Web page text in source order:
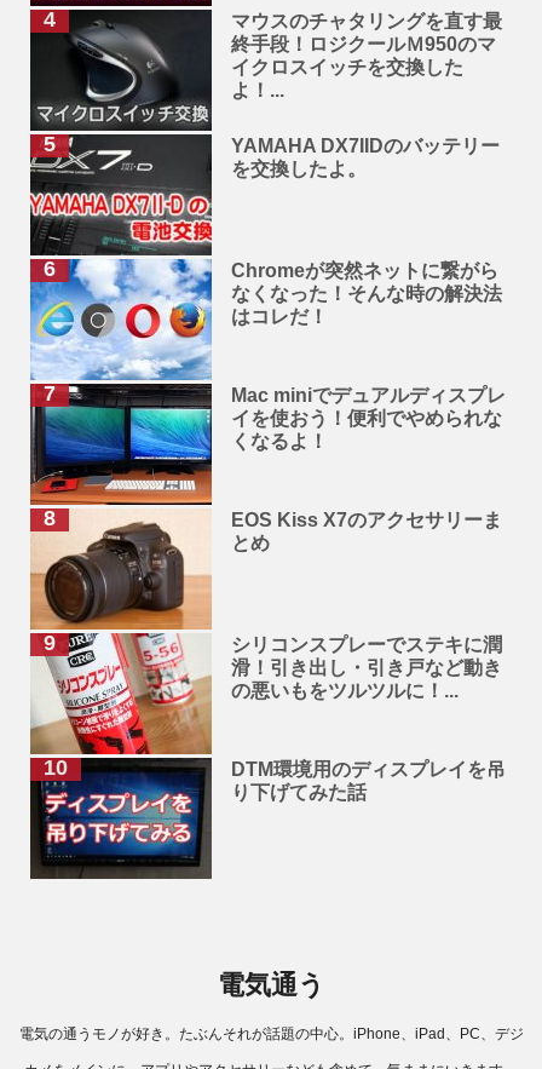
マウスのチャタリングを直す最
終手段！ロジクールＭ950のマ
イクロスイッチを交換した
よ！...
YAMAHA DX7IIDのバッテリー
を交換したよ。
Chromeが突然ネットに繋がら
なくなった！そんな時の解決法
はコレだ！
Mac miniでデュアルディスプレ
イを使おう！便利でやめられな
くなるよ！
EOS Kiss X7のアクセサリーま
とめ
シリコンスプレーでステキに潤
滑！引き出し・引き戸など動き
の悪いもをツルツルに！...
DTM環境用のディスプレイを吊
り下げてみた話
電気通う
電気の通うモノが好き。たぶんそれが話題の中心。iPhone、iPad、PC、デジ